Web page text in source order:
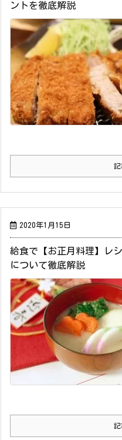
ントを徹底解説
記
2020年1月15日
給食で【お正月料理】レ
について徹底解説
記